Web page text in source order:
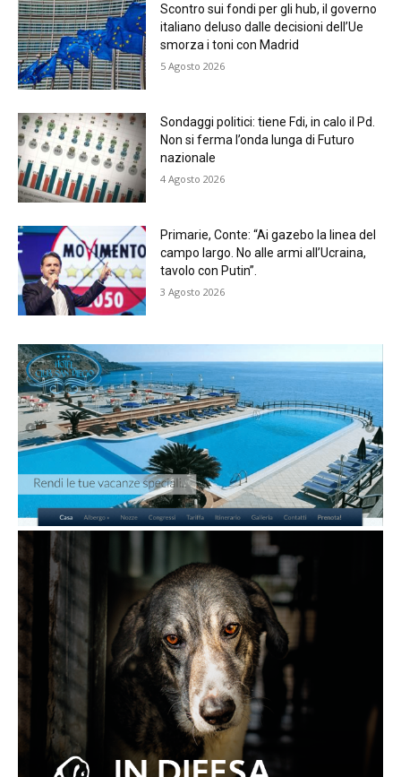
Scontro sui fondi per gli hub, il governo
italiano deluso dalle decisioni dell’Ue
smorza i toni con Madrid
5 Agosto 2026
Sondaggi politici: tiene Fdi, in calo il Pd.
Non si ferma l’onda lunga di Futuro
nazionale
4 Agosto 2026
Primarie, Conte: “Ai gazebo la linea del
campo largo. No alle armi all’Ucraina,
tavolo con Putin”.
3 Agosto 2026